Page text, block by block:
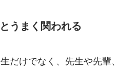
うまく関われる
だけでなく、先生や先輩、